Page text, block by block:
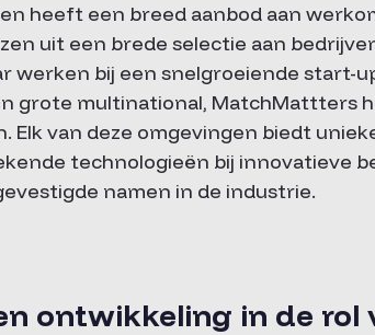
heeft een breed aanbod aan
uit een brede selectie aan
werken bij een snelgroeiende start-
grote multinational, MatchMattters
Elk van deze omgevingen biedt
technologieën bij innovatieve
namen in de industrie.
ontwikkeling in de rol